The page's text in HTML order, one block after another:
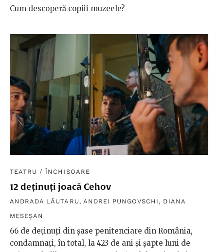
Cum descoperă copiii muzeele?
TEATRU /ÎNCHISOARE
12 deținuți joacă Cehov
ANDRADA LĂUTARU , ANDREI PUNGOVSCHI , DIANA
MESEȘAN
66 de deținuți din șase penitenciare din România,
condamnați, în total, la 423 de ani și șapte luni de